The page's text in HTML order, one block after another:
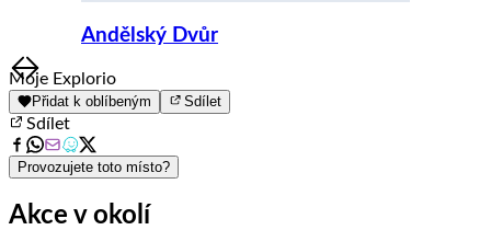
Andělský Dvůr
Item
1
of
8
Moje Explorio
Přidat k oblíbeným Sdílet
Sdílet
Provozujete toto místo?
Akce v okolí